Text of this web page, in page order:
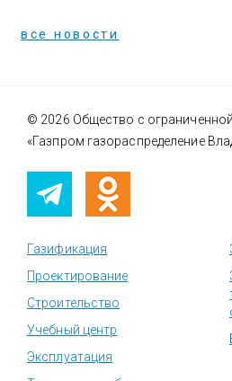
все новости
© 2026 Общество с
«Газпром газораспределение
Газификация
Проектирование
Строительство
Учебный центр
Эксплуатация